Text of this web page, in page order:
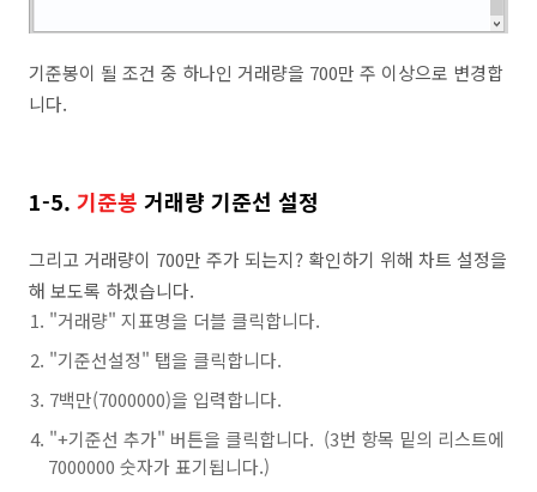
기준봉이 될 조건 중 하나인 거래량을 700만 주 이상으로 변경합
니다.
1-5. 기준봉 거래량 기준선 설정
그리고 거래량이 700만 주가 되는지? 확인하기 위해 차트 설정을
해 보도록 하겠습니다.
"거래량" 지표명을 더블 클릭합니다.
"기준선설정" 탭을 클릭합니다.
7백만(7000000)을 입력합니다.
"+기준선 추가" 버튼을 클릭합니다. (3번 항목 밑의 리스트에
7000000 숫자가 표기됩니다.)